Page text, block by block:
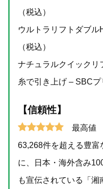
（税込）
ウルトラリフトダブ
（税込）
ナチュラルクイック
糸で引き上げ – SBC
【信頼性】
最高値
63,268件を超える豊
に、日本・海外含み
も宣伝されている「